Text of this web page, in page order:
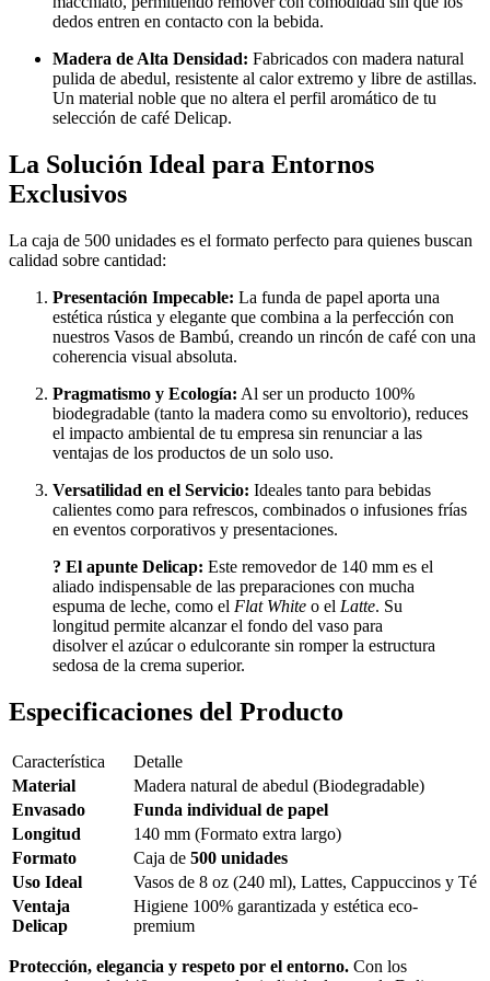
dedos entren en contacto con la bebida.
Madera de Alta Densidad: Fabricados con madera natural
pulida de abedul, resistente al calor extremo y libre de astillas.
Un material noble que no altera el perfil aromático de tu
selección de café Delicap.
La Solución Ideal para Entornos
Exclusivos
La caja de 500 unidades es el formato perfecto para quienes buscan
calidad sobre cantidad:
Presentación Impecable: La funda de papel aporta una
estética rústica y elegante que combina a la perfección con
nuestros Vasos de Bambú, creando un rincón de café con una
coherencia visual absoluta.
Pragmatismo y Ecología: Al ser un producto 100%
biodegradable (tanto la madera como su envoltorio), reduces
el impacto ambiental de tu empresa sin renunciar a las
ventajas de los productos de un solo uso.
Versatilidad en el Servicio: Ideales tanto para bebidas
calientes como para refrescos, combinados o infusiones frías
en eventos corporativos y presentaciones.
? El apunte Delicap: Este removedor de 140 mm es el
aliado indispensable de las preparaciones con mucha
espuma de leche, como el Flat White o el Latte. Su
longitud permite alcanzar el fondo del vaso para
disolver el azúcar o edulcorante sin romper la estructura
sedosa de la crema superior.
Especificaciones del Producto
Característica
Detalle
Material
Madera natural de abedul (Biodegradable)
Envasado
Funda individual de papel
Longitud
140 mm (Formato extra largo)
Formato
Caja de 500 unidades
Uso Ideal
Vasos de 8 oz (240 ml), Lattes, Cappuccinos y Té
Ventaja
Delicap
Higiene 100% garantizada y estética eco-
premium
Protección, elegancia y respeto por el entorno. Con los